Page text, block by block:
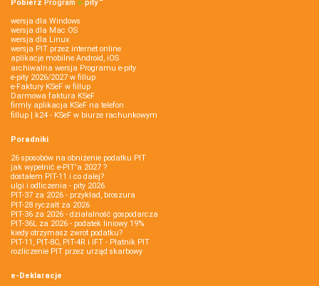
Pobierz Program e‑pity
wersja dla Windows
wersja dla Mac OS
wersja dla Linux
wersja PIT przez internet online
aplikacje mobilne Android, iOS
archiwalna wersja Programu e-pity
e-pity 2026/2027 w fillup
e‑Faktury KSeF w fillup
Darmowa faktura KSeF
firmly aplikacja KSeF na telefon
fillup | k24 - KSeF w biurze rachunkowym
Poradniki
26 sposobów na obniżenie podatku PIT
jak wypełnić e-PIT'a 2027 ?
dostałem PIT-11 i co dalej?
ulgi i odliczenia - pity 2026
PIT-37 za 2026 - przykład, broszura
PIT-28 ryczałt za 2026
PIT-36 za 2026 - działalność gospodarcza
PIT-36L za 2026 - podatek liniowy 19%
kiedy otrzymasz zwrot podatku?
PIT-11, PIT-8C, PIT-4R i IFT - Płatnik PIT
rozliczenie PIT przez urząd skarbowy
e-Deklaracje